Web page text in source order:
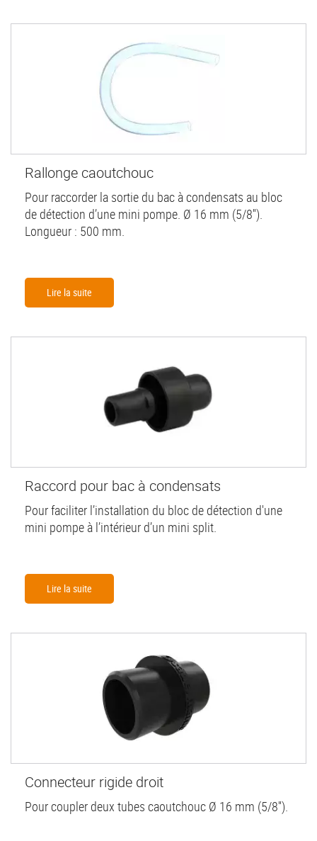
Rallonge caoutchouc
Pour raccorder la sortie du bac à condensats au bloc
de détection d’une mini pompe. Ø 16 mm (5/8'').
Longueur : 500 mm.
Lire la suite
Raccord pour bac à condensats
Pour faciliter l’installation du bloc de détection d'une
mini pompe à l’intérieur d’un mini split.
Lire la suite
Connecteur rigide droit
Pour coupler deux tubes caoutchouc Ø 16 mm (5/8'').